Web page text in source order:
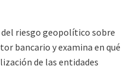
riesgo geopolítico sobre
bancario y examina en qué
de las entidades